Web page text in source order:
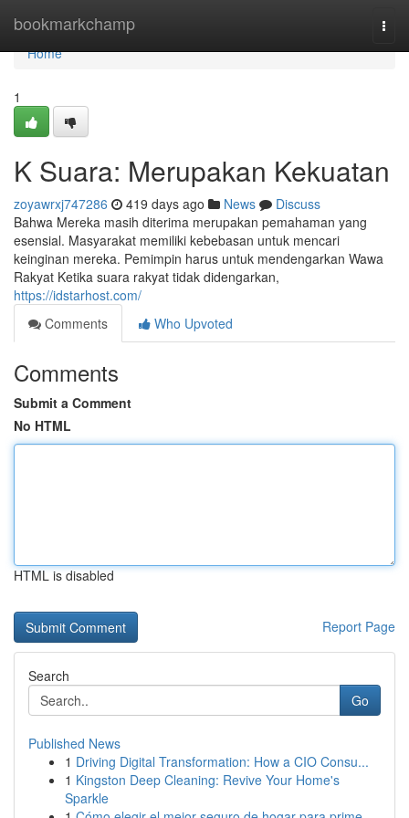
bookmarkchamp
Home
Home
1
K Suara: Merupakan Kekuatan
zoyawrxj747286 419 days ago News
Discuss
Bahwa Mereka masih diterima merupakan pemahaman yang
esensial. Masyarakat memiliki kebebasan untuk mencari
keinginan mereka. Pemimpin harus untuk mendengarkan Wawa
Rakyat Ketika suara rakyat tidak didengarkan,
https://idstarhost.com/
Comments
Who Upvoted
Comments
Submit a Comment
No HTML
HTML is disabled
Report Page
Search
Go
Published News
1 Driving Digital Transformation: How a CIO Consu...
1 Kingston Deep Cleaning: Revive Your Home's
Sparkle